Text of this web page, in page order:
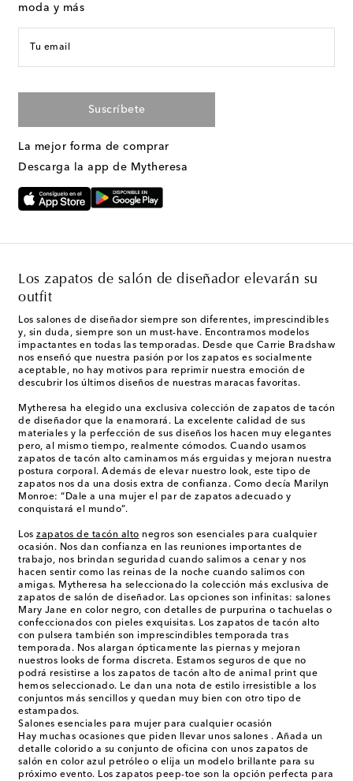
moda y más
Tu email
Suscríbete
La mejor forma de comprar
Descarga la app de Mytheresa
Los zapatos de salón de diseñador elevarán su
outfit
Los salones de diseñador siempre son diferentes, imprescindibles
y, sin duda, siempre son un must-have. Encontramos modelos
impactantes en todas las temporadas. Desde que Carrie Bradshaw
nos enseñó que nuestra pasión por los zapatos es socialmente
aceptable, no hay motivos para reprimir nuestra emoción de
descubrir los últimos diseños de nuestras maracas favoritas.
Mytheresa ha elegido una exclusiva colección de zapatos de tacón
de diseñador que la enamorará. La excelente calidad de sus
materiales y la perfección de sus diseños los hacen muy elegantes
pero, al mismo tiempo, realmente cómodos. Cuando usamos
zapatos de tacón alto caminamos más erguidas y mejoran nuestra
postura corporal. Además de elevar nuestro look, este tipo de
zapatos nos da una dosis extra de confianza. Como decía Marilyn
Monroe: “Dale a una mujer el par de zapatos adecuado y
conquistará el mundo”.
Los zapatos de tacón alto negros son esenciales para cualquier
ocasión. Nos dan confianza en las reuniones importantes de
trabajo, nos brindan seguridad cuando salimos a cenar y nos
hacen sentir como las reinas de la noche cuando salimos con
amigas. Mytheresa ha seleccionado la colección más exclusiva de
zapatos de salón de diseñador. Las opciones son infinitas: salones
Mary Jane en color negro, con detalles de purpurina o tachuelas o
confeccionados con pieles exquisitas. Los zapatos de tacón alto
con pulsera también son imprescindibles temporada tras
temporada. Nos alargan ópticamente las piernas y mejoran
nuestros looks de forma discreta. Estamos seguros de que no
podrá resistirse a los zapatos de tacón alto de animal print que
hemos seleccionado. Le dan una nota de estilo irresistible a los
conjuntos más sencillos y quedan muy bien con otro tipo de
estampados.
Salones esenciales para mujer para cualquier ocasión
Hay muchas ocasiones que piden llevar unos salones . Añada un
detalle colorido a su conjunto de oficina con unos zapatos de
salón en color azul petróleo o elija un modelo brillante para su
próximo evento. Los zapatos peep-toe son la opción perfecta para